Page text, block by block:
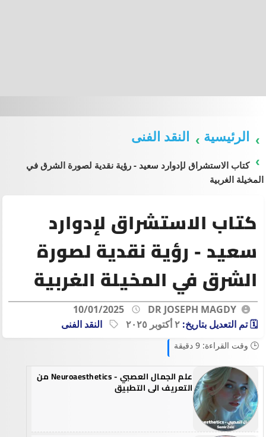
الرئيسية النقد الفنى
كتاب الاستشراق لإدوارد سعيد - رؤية نقدية لصورة الشرق في
المخيلة الغربية
كتاب الاستشراق لإدوارد
سعيد - رؤية نقدية لصورة
الشرق في المخيلة الغربية
DR JOSEPH MAGDY
10/01/2025
🗓️ تم التعديل بتاريخ:٢ أكتوبر ٢٠٢٥ النقد الفنى
🕒 وقت القراءة: 9 دقيقة
علم الجمال العصبي - Neuroaesthetics من
التعريف الى التطبيق